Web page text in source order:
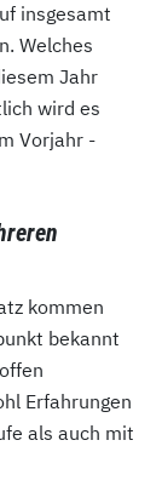
insgesamt
Welches
Jahr
wird es
Vorjahr -
kommen
bekannt
Erfahrungen
als auch mit